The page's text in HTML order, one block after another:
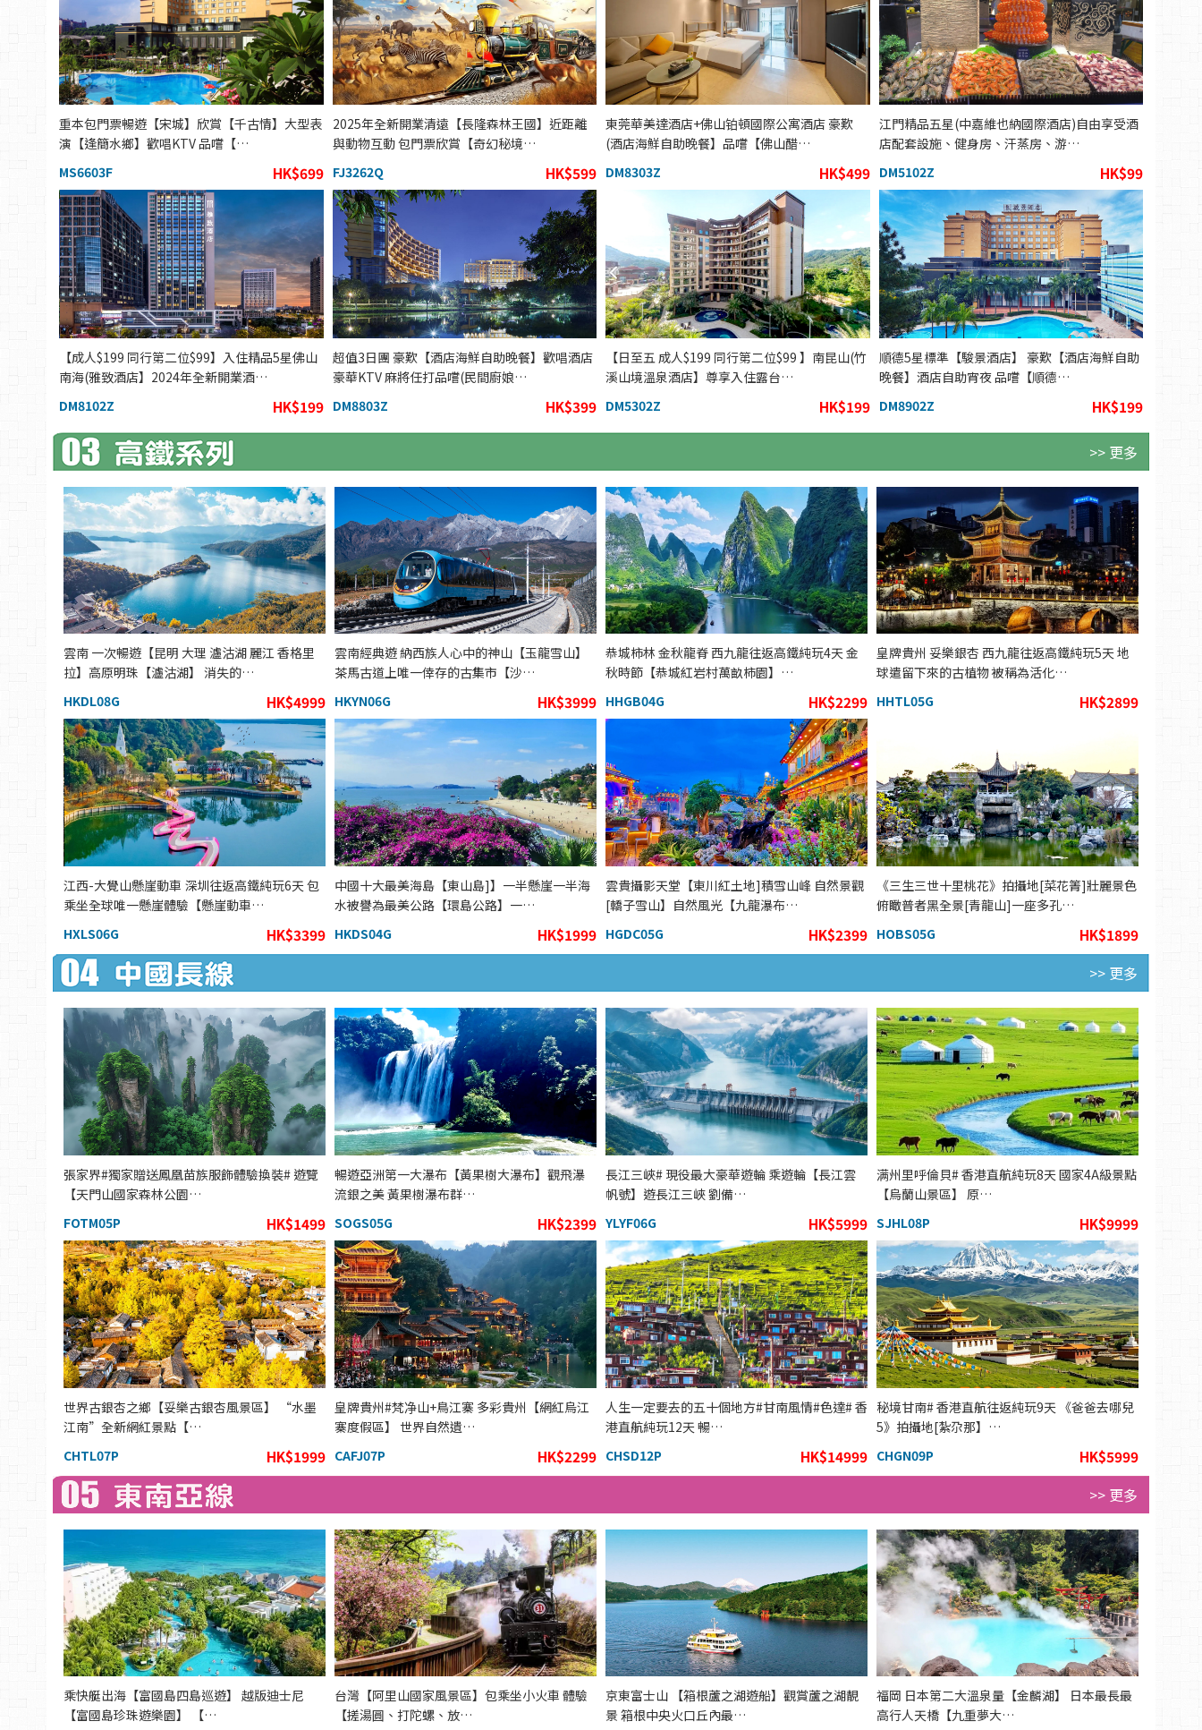
重本包門票暢遊【宋城】欣賞【千古情】大型表
演【逢簡水鄉】歡唱KTV 品嚐【…
MS6603F
HK$699
2025年全新開業清遠【長隆森林王國】近距離
與動物互動 包門票欣賞【奇幻秘境…
FJ3262Q
HK$599
東莞華美達酒店+佛山铂頓國際公寓酒店 豪歎
(酒店海鮮自助晚餐】品嚐【佛山醋…
DM8303Z
HK$499
江門精品五星(中嘉維也納國際酒店)自由享受酒
店配套設施、健身房、汗蒸房、游…
DM5102Z
HK$99
【成人$199 同行第二位$99】入住精品5星佛山
南海(雅致酒店】2024年全新開業酒…
DM8102Z
HK$199
超值3日團 豪歎【酒店海鮮自助晚餐】歡唱酒店
豪華KTV 麻將任打品嚐(民間廚娘…
DM8803Z
HK$399
【日至五 成人$199 同行第二位$99 】南昆山(竹
溪山境溫泉酒店】尊享入住露台…
DM5302Z
HK$199
順德5星標準【駿景酒店】 豪歎【酒店海鮮自助
晚餐】酒店自助宵夜 品嚐【順德…
DM8902Z
HK$199
>> 更多
雲南 一次暢遊【昆明 大理 瀘沽湖 麗江 香格里
拉】高原明珠【瀘沽湖】 消失的…
HKDL08G
HK$4999
雲南經典遊 納西族人心中的神山【玉龍雪山】
茶馬古道上唯一倖存的古集市【沙…
HKYN06G
HK$3999
恭城柿林 金秋龍脊 西九龍往返高鐵純玩4天 金
秋時節【恭城紅岩村萬畝柿園】…
HHGB04G
HK$2299
皇牌貴州 妥樂銀杏 西九龍往返高鐵純玩5天 地
球遣留下來的古植物 被稱為活化…
HHTL05G
HK$2899
江西-大覺山懸崖動車 深圳往返高鐵純玩6天 包
乘坐全球唯一懸崖體驗【懸崖動車…
HXLS06G
HK$3399
中國十大最美海島【東山島]】一半懸崖一半海
水被譽為最美公路【環島公路】一…
HKDS04G
HK$1999
雲貴攝影天堂【東川紅土地]積雪山峰 自然景觀
[轎子雪山】自然風光【九龍瀑布…
HGDC05G
HK$2399
《三生三世十里桃花》拍攝地[菜花箐]壯麗景色
俯瞰普者黑全景[青龍山]一座多孔…
HOBS05G
HK$1899
>> 更多
張家界#獨家贈送鳳凰苗族服飾體驗換裝# 遊覽
【天門山國家森林公園…
FOTM05P
HK$1499
暢遊亞洲第一大瀑布【黃果樹大瀑布】觀飛瀑
流銀之美 黃果樹瀑布群…
SOGS05G
HK$2399
長江三峽# 現役最大豪華遊輪 乘遊輪【長江雲
帆號】遊長江三峽 劉備…
YLYF06G
HK$5999
满州里呼倫貝# 香港直航純玩8天 國家4A級景點
【烏蘭山景區】 原…
SJHL08P
HK$9999
世界古銀杏之鄉【妥樂古銀杏風景區】 “水墨
江南”全新網紅景點【…
CHTL07P
HK$1999
皇牌貴州#梵净山+鳥江寨 多彩貴州【網紅烏江
寨度假區】 世界自然遺…
CAFJ07P
HK$2299
人生一定要去的五十個地方#甘南風情#色達# 香
港直航純玩12天 暢…
CHSD12P
HK$14999
秘境甘南# 香港直航往返純玩9天 《爸爸去哪兒
5》拍攝地[紮尕那】…
CHGN09P
HK$5999
>> 更多
乘快艇出海【富國島四島巡遊】 越版迪士尼
【富國島珍珠遊樂園】 【…
台灣【阿里山國家風景區】包乘坐小火車 體驗
【搓湯圓、打陀螺、放…
京東富士山 【箱根蘆之湖遊船】觀賞蘆之湖靚
景 箱根中央火口丘內最…
福岡 日本第二大溫泉量【金麟湖】 日本最長最
高行人天橋【九重夢大…